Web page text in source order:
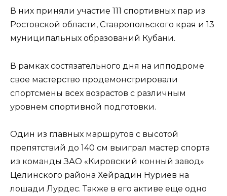
В них приняли участие 111 спортивных пар из
Ростовской области, Ставропольского края и 13
муниципальных образований Кубани.
В рамках состязательного дня на ипподроме
свое мастерство продемонстрировали
спортсмены всех возрастов с различным
уровнем спортивной подготовки.
Один из главных маршрутов с высотой
препятствий до 140 см выиграл мастер спорта
из команды ЗАО «Кировский конный завод»
Целинского района Хейрадин Нуриев на
лошади Лурдес. Также в его активе еще одно